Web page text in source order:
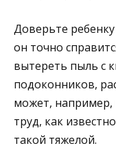
Доверьте
он точно
вытереть пыль с
подоконников,
может, например,
труд, как
такой тяжелой.